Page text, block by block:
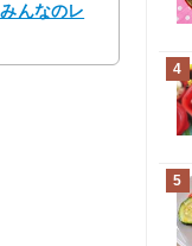
んなのレ
4
5